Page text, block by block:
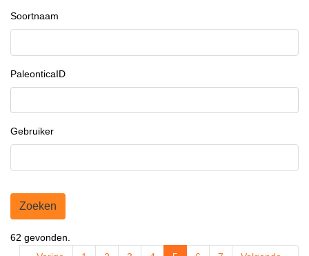
Soortnaam
PaleonticaID
Gebruiker
Zoeken
62 gevonden.